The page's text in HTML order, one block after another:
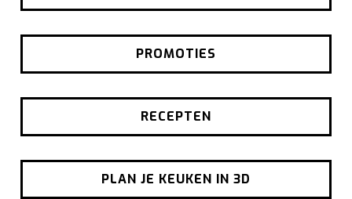
PROMOTIES
RECEPTEN
PLAN JE KEUKEN IN 3D